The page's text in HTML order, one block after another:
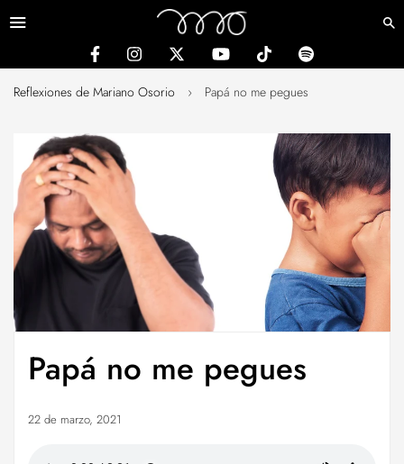
Reflexiones de Mariano Osorio › Papá no me pegues
Papá no me pegues
22 de marzo, 2021